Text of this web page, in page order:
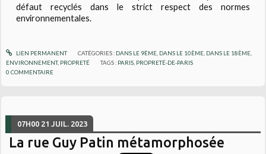
défaut recyclés dans le strict respect des normes
environnementales.
LIEN PERMANENT CATÉGORIES : DANS LE 9ÈME, DANS LE 10ÈME, DANS LE 18ÈME,
ENVIRONNEMENT, PROPRETÉ TAGS : PARIS PROPRETÉ-DE-PARIS
0 COMMENTAIRE
07H00 21 JUIL. 2023
La rue Guy Patin métamorphosée